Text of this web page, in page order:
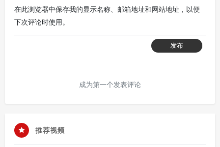
在此浏览器中保存我的显示名称、邮箱地址和网站地址，以便
下次评论时使用。
发布
成为第一个发表评论
推荐视频